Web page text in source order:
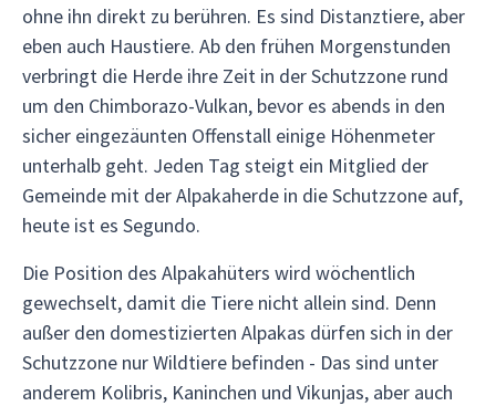
ohne ihn direkt zu berühren. Es sind Distanztiere, aber
eben auch Haustiere. Ab den frühen Morgenstunden
verbringt die Herde ihre Zeit in der Schutzzone rund
um den Chimborazo-Vulkan, bevor es abends in den
sicher eingezäunten Offenstall einige Höhenmeter
unterhalb geht. Jeden Tag steigt ein Mitglied der
Gemeinde mit der Alpakaherde in die Schutzzone auf,
heute ist es Segundo.
Die Position des Alpakahüters wird wöchentlich
gewechselt, damit die Tiere nicht allein sind. Denn
außer den domestizierten Alpakas dürfen sich in der
Schutzzone nur Wildtiere befinden - Das sind unter
anderem Kolibris, Kaninchen und Vikunjas, aber auch